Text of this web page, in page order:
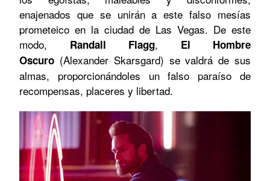
enajenados que se unirán a este falso mesías
prometeico en la ciudad de Las Vegas. De este
modo, Randall Flagg, El Hombre
Oscuro (Alexander Skarsgard) se valdrá de sus
almas, proporcionándoles un falso paraíso de
recompensas, placeres y libertad.